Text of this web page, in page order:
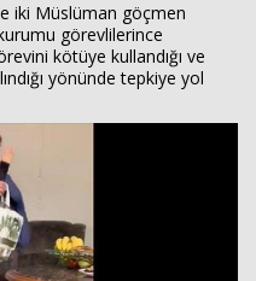
iki Müslüman göçmen
görevlilerince
kötüye kullandığı ve
yönünde tepkiye yol
ANKETLER
KÜNYE